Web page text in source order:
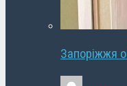
Запоріжжя